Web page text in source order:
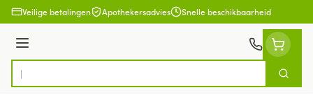
Ga naar de inhoud
Veilige betalingen Apothekersadvies Snelle beschikbaarheid
Menu
Product, merk, categorie...
Zoek